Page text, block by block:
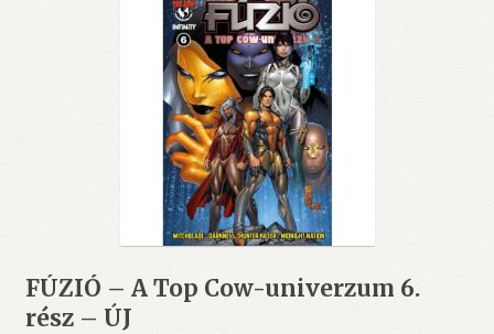
FÚZIÓ – A Top Cow-univerzum 6.
rész – ÚJ